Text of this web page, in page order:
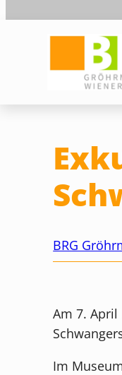
BRG
Am 7.
Im